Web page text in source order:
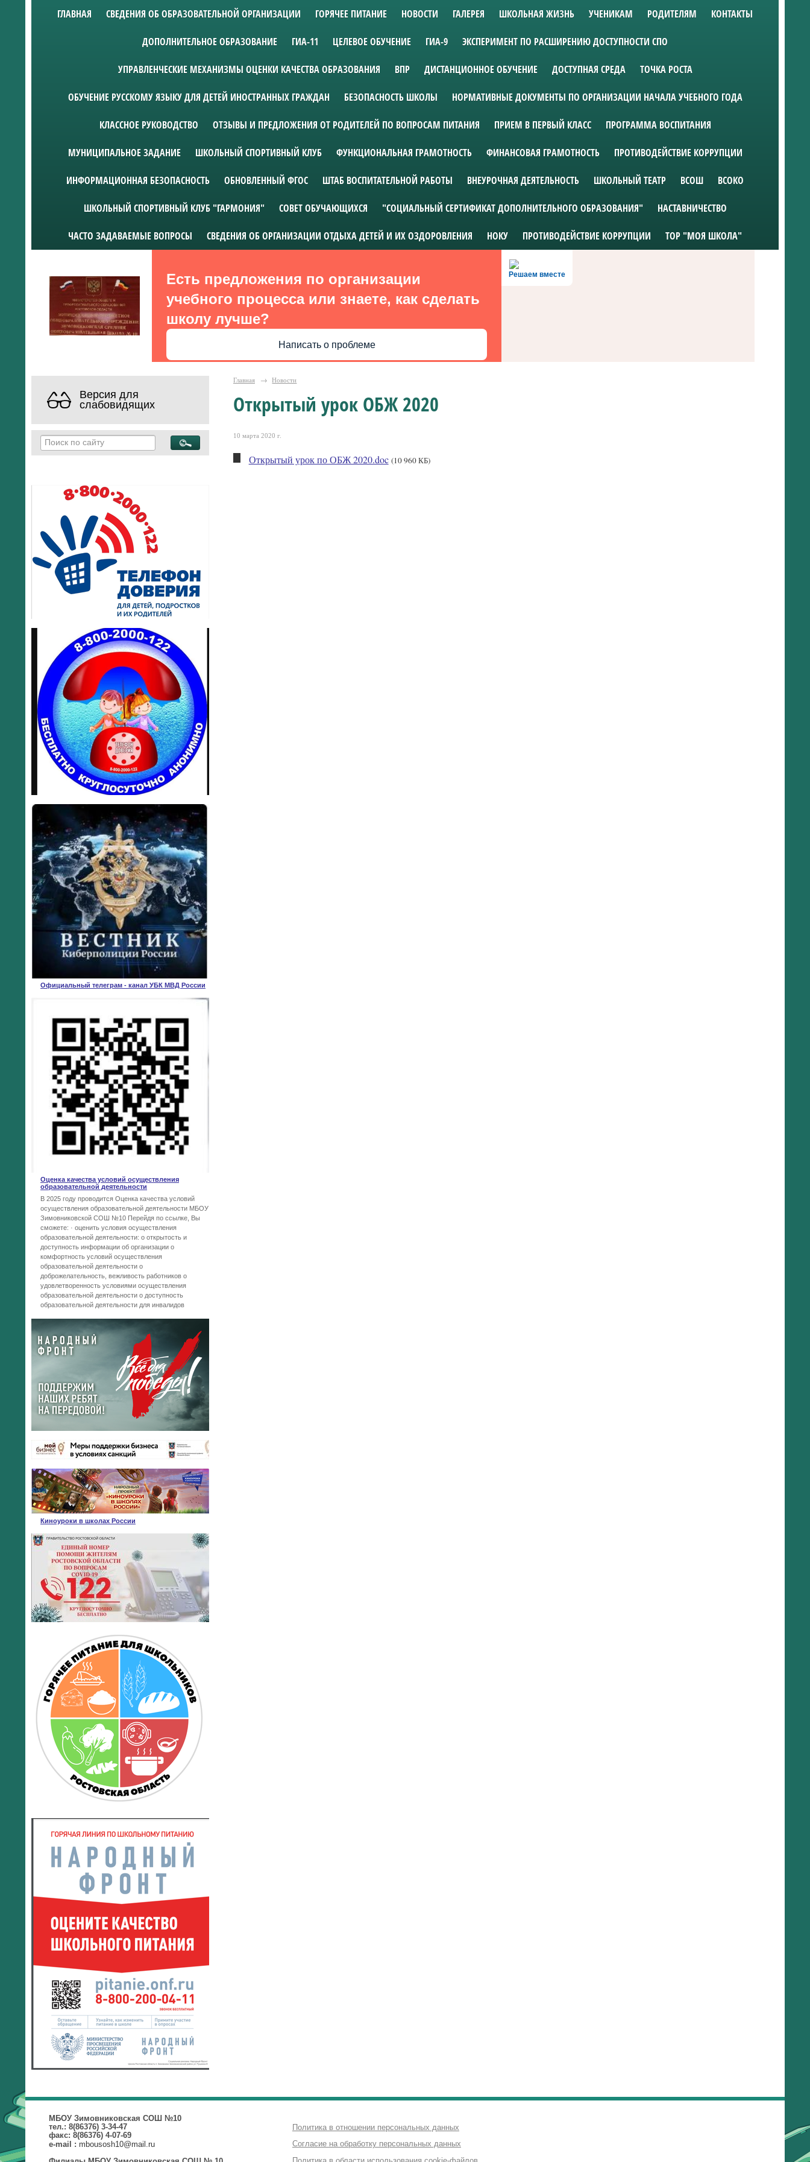
ГЛАВНАЯ СВЕДЕНИЯ ОБ ОБРАЗОВАТЕЛЬНОЙ ОРГАНИЗАЦИИ ГОРЯЧЕЕ ПИТАНИЕ НОВОСТИ ГАЛЕРЕЯ ШКОЛЬНАЯ ЖИЗНЬ УЧЕНИКАМ РОДИТЕЛЯМ КОНТАКТЫ
ДОПОЛНИТЕЛЬНОЕ ОБРАЗОВАНИЕ ГИА-11 ЦЕЛЕВОЕ ОБУЧЕНИЕ ГИА-9 ЭКСПЕРИМЕНТ ПО РАСШИРЕНИЮ ДОСТУПНОСТИ СПО
УПРАВЛЕНЧЕСКИЕ МЕХАНИЗМЫ ОЦЕНКИ КАЧЕСТВА ОБРАЗОВАНИЯ ВПР ДИСТАНЦИОННОЕ ОБУЧЕНИЕ ДОСТУПНАЯ СРЕДА ТОЧКА РОСТА
ОБУЧЕНИЕ РУССКОМУ ЯЗЫКУ ДЛЯ ДЕТЕЙ ИНОСТРАННЫХ ГРАЖДАН БЕЗОПАСНОСТЬ ШКОЛЫ НОРМАТИВНЫЕ ДОКУМЕНТЫ ПО ОРГАНИЗАЦИИ НАЧАЛА УЧЕБНОГО ГОДА
КЛАССНОЕ РУКОВОДСТВО ОТЗЫВЫ И ПРЕДЛОЖЕНИЯ ОТ РОДИТЕЛЕЙ ПО ВОПРОСАМ ПИТАНИЯ ПРИЕМ В ПЕРВЫЙ КЛАСС ПРОГРАММА ВОСПИТАНИЯ
МУНИЦИПАЛЬНОЕ ЗАДАНИЕ ШКОЛЬНЫЙ СПОРТИВНЫЙ КЛУБ ФУНКЦИОНАЛЬНАЯ ГРАМОТНОСТЬ ФИНАНСОВАЯ ГРАМОТНОСТЬ ПРОТИВОДЕЙСТВИЕ КОРРУПЦИИ
ИНФОРМАЦИОННАЯ БЕЗОПАСНОСТЬ ОБНОВЛЕННЫЙ ФГОС ШТАБ ВОСПИТАТЕЛЬНОЙ РАБОТЫ ВНЕУРОЧНАЯ ДЕЯТЕЛЬНОСТЬ ШКОЛЬНЫЙ ТЕАТР ВСОШ ВСОКО
ШКОЛЬНЫЙ СПОРТИВНЫЙ КЛУБ "ГАРМОНИЯ" СОВЕТ ОБУЧАЮЩИХСЯ "СОЦИАЛЬНЫЙ СЕРТИФИКАТ ДОПОЛНИТЕЛЬНОГО ОБРАЗОВАНИЯ" НАСТАВНИЧЕСТВО
ЧАСТО ЗАДАВАЕМЫЕ ВОПРОСЫ СВЕДЕНИЯ ОБ ОРГАНИЗАЦИИ ОТДЫХА ДЕТЕЙ И ИХ ОЗДОРОВЛЕНИЯ НОКУ ПРОТИВОДЕЙСТВИЕ КОРРУПЦИИ ТОР "МОЯ ШКОЛА"
Решаем вместе
Есть предложения по организации
учебного процесса или знаете, как сделать
школу лучше?
Написать о проблеме
Версия для
слабовидящих
Официальный телеграм - канал УБК МВД России
Оценка качества условий осуществления
образовательной деятельности
В 2025 году проводится Оценка качества условий
осуществления образовательной деятельности МБОУ
Зимовниковской СОШ №10 Перейдя по ссылке, Вы
сможете: · оценить условия осуществления
образовательной деятельности: o открытость и
доступность информации об организации o
комфортность условий осуществления
образовательной деятельности o
доброжелательность, вежливость работников o
удовлетворенность условиями осуществления
образовательной деятельности o доступность
образовательной деятельности для инвалидов
Киноуроки в школах России
Главная → Новости
Открытый урок ОБЖ 2020
10 марта 2020 г.
Открытый урок по ОБЖ 2020.doc (10 960 КБ)
МБОУ Зимовниковская СОШ №10
тел.: 8(86376) 3-34-47
факс: 8(86376) 4-07-69
e-mail : mbousosh10@mail.ru
Политика в отношении персональных данных
Согласие на обработку персональных данных